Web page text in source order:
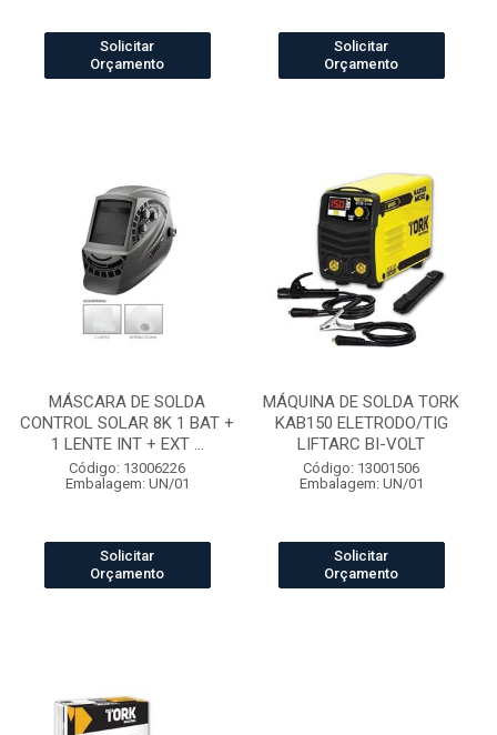
Solicitar
Orçamento
Solicitar
Orçamento
MÁSCARA DE SOLDA
CONTROL SOLAR 8K 1 BAT +
1 LENTE INT + EXT ...
Código: 13006226
Embalagem: UN/01
Solicitar
Orçamento
MÁQUINA DE SOLDA TORK
KAB150 ELETRODO/TIG
LIFTARC BI-VOLT
Código: 13001506
Embalagem: UN/01
Solicitar
Orçamento